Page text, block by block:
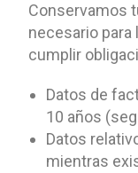
Conservamos
necesario
cumplir
Datos de
10 años
Datos
mientras